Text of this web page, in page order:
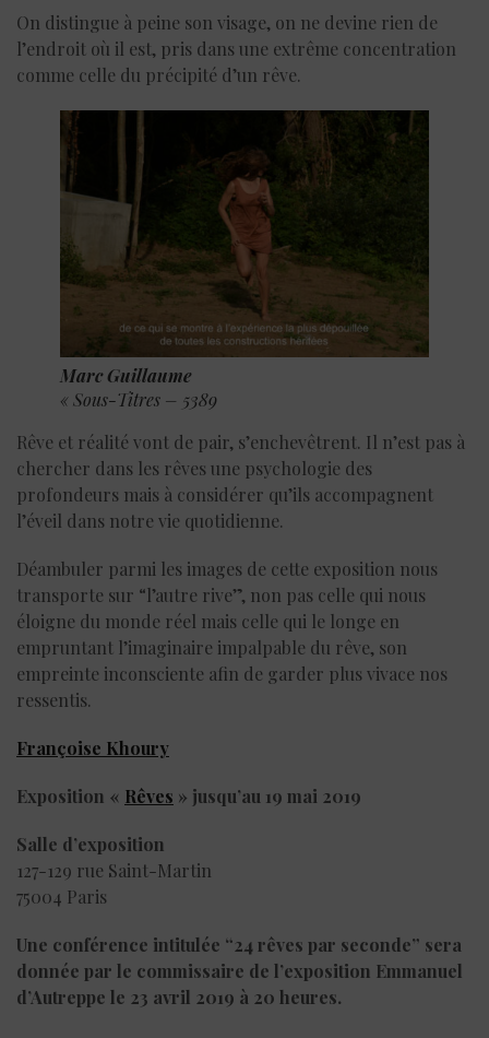
On distingue à peine son visage, on ne devine rien de
l’endroit où il est, pris dans une extrême concentration
comme celle du précipité d’un rêve.
Marc Guillaume
« Sous-Titres – 5389
Rêve et réalité vont de pair, s’enchevêtrent. Il n’est pas à
chercher dans les rêves une psychologie des
profondeurs mais à considérer qu’ils accompagnent
l’éveil dans notre vie quotidienne.
Déambuler parmi les images de cette exposition nous
transporte sur “l’autre rive”, non pas celle qui nous
éloigne du monde réel mais celle qui le longe en
empruntant l’imaginaire impalpable du rêve, son
empreinte inconsciente afin de garder plus vivace nos
ressentis.
Françoise Khoury
Exposition « Rêves » jusqu’au 19 mai 2019
Salle d’exposition
127-129 rue Saint-Martin
75004 Paris
Une conférence intitulée “24 rêves par seconde” sera
donnée par le commissaire de l’exposition Emmanuel
d’Autreppe le 23 avril 2019 à 20 heures.